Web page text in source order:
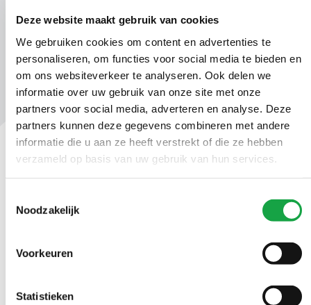
Deze website maakt gebruik van cookies
We gebruiken cookies om content en advertenties te
personaliseren, om functies voor social media te bieden en
om ons websiteverkeer te analyseren. Ook delen we
informatie over uw gebruik van onze site met onze
partners voor social media, adverteren en analyse. Deze
partners kunnen deze gegevens combineren met andere
informatie die u aan ze heeft verstrekt of die ze hebben
verzameld op basis van uw gebruik van hun services.
Noodzakelijk
Voorkeuren
Statistieken
Contact